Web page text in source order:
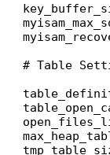
# Table